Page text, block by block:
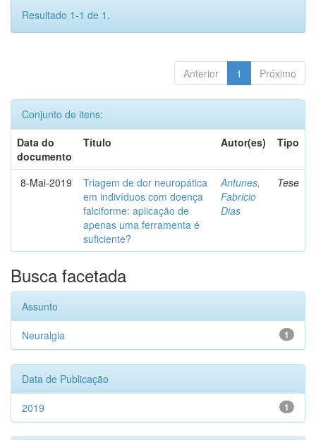
Resultado 1-1 de 1.
Anterior 1 Próximo
Conjunto de itens:
Data do
documento
Título Autor(es) Tipo
8-Mai-2019
Triagem de dor neuropática
em indivíduos com doença
falciforme: aplicação de
apenas uma ferramenta é
suficiente?
Antunes,
Fabricio
Dias
Tese
Busca facetada
Assunto
1
Neuralgia
Data de Publicação
1
2019